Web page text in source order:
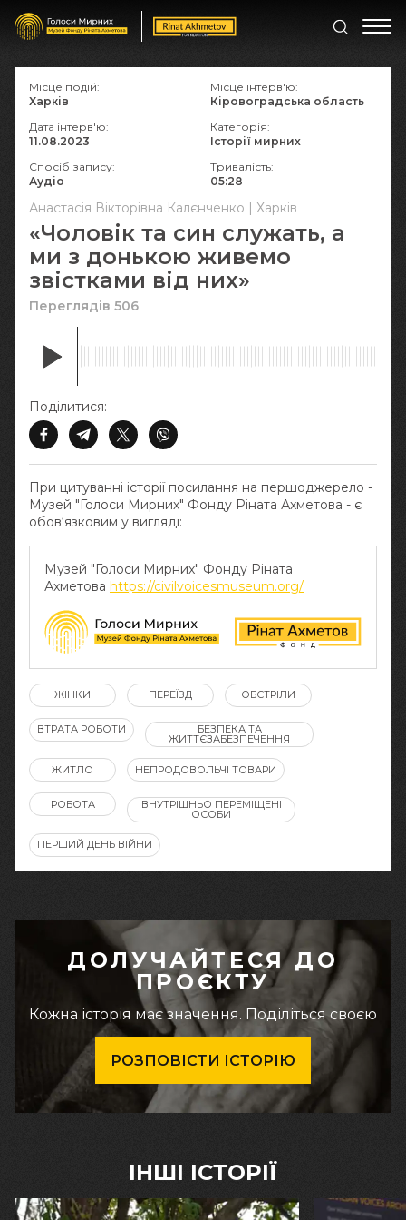
Анастасія Вікторівна Калєнченко | Харків
«Чоловік та син служать, а
ми з донькою живемо
звістками від них»
Переглядів 506
При цитуванні історії посилання на першоджерело -
Музей "Голоси Мирних" Фонду Ріната Ахметова - є
обов‘язковим у вигляді:
Музей "Голоси Мирних" Фонду Ріната
Ахметова https://civilvoicesmuseum.org/
Поділитися:
Місце подій:
Харків
Місце інтерв'ю:
Кіровоградська область
Дата інтерв'ю:
11.08.2023
Категорія:
Історії мирних
Спосіб запису:
Аудіо
Тривалість:
05:28
ЖІНКИ ПЕРЕЇЗД ОБСТРІЛИ
ВТРАТА РОБОТИ БЕЗПЕКА ТА
ЖИТТЄЗАБЕЗПЕЧЕННЯ
ЖИТЛО НЕПРОДОВОЛЬЧІ ТОВАРИ
РОБОТА ВНУТРІШНЬО ПЕРЕМІЩЕНІ
ОСОБИ
ПЕРШИЙ ДЕНЬ ВІЙНИ
ДОЛУЧАЙТЕСЯ ДО
ПРОЄКТУ
Кожна історія має значення. Поділіться своєю
РОЗПОВІСТИ ІСТОРІЮ
ІНШІ ІСТОРІЇ